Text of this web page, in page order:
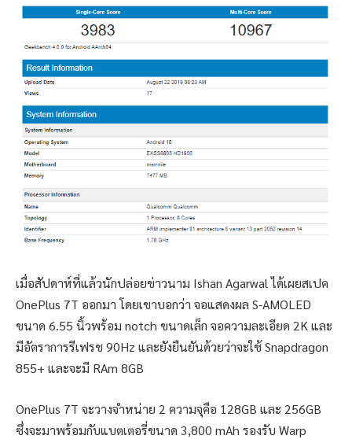
เมื่อสัปดาห์ที่แล้วนักปล่อยข่าวนาม Ishan Agarwal ได้เผยสเปค
OnePlus 7T ออกมา โดยเขาบอกว่า จอแสดงผล S-AMOLED
ขนาด 6.55 นิ้วพร้อม notch ขนาดเล็ก จอความละเอียด 2K และ
มีอัตราการรีเฟรช 90Hz และยังยืนยันด้วยว่าจะใช้ Snapdragon
855+ และจะมี RAm 8GB
OnePlus 7T จะวางจำหน่าย 2 ความจุคือ 128GB และ 256GB
ซึ่งจะมาพร้อมกับแบตเตอรี่ขนาด 3,800 mAh รองรับ Warp